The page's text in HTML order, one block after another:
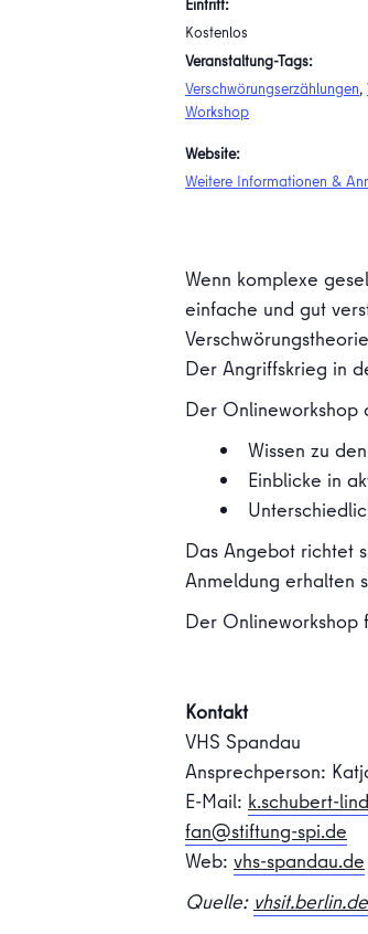
Eintritt:
Kostenlos
Veranstaltung-Tags:
Verschwörungserzählungen,
Workshop
Website:
Weitere Informationen &
Wenn komplexe
einfache und gut
Der Angriffskrieg in
Der Onlineworkshop
Wissen zu
Einblicke in
Das Angebot richtet
Anmeldung erhalten
Der Onlineworkshop
Kontakt
VHS Spandau
Ansprechperson:
E-Mail: k.schubert-
fan@stiftung-spi.de
Web: vhs-spandau.de
Quelle: vhsit.berlin.de